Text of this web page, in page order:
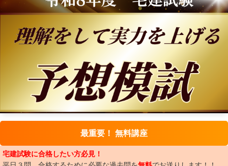
最重要！ 無料講座
宅建試験に合格したい方必見！